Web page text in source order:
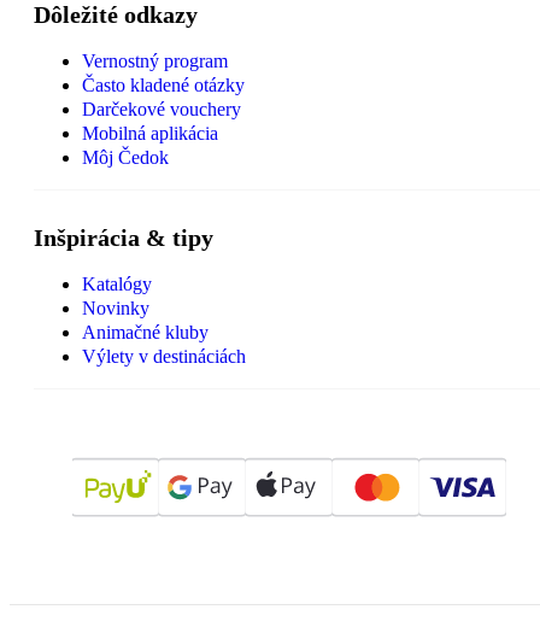
Dôležité odkazy
Vernostný program
Často kladené otázky
Darčekové vouchery
Mobilná aplikácia
Môj Čedok
Inšpirácia & tipy
Katalógy
Novinky
Animačné kluby
Výlety v destináciách